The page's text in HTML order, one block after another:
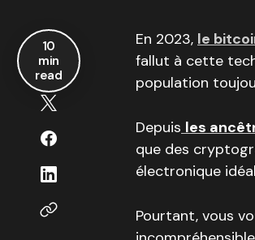
10
min
read
En 2023, le
fallut à cette
population
Depuis les
que des
électronique
Pourtant, vous